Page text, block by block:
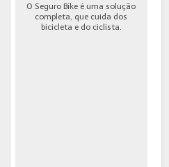
O Seguro Bike é uma solução
completa, que cuida dos
bicicleta e do ciclista.